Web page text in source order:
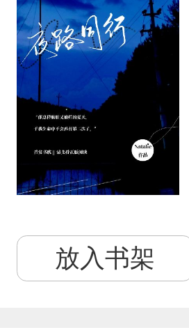
放入书架